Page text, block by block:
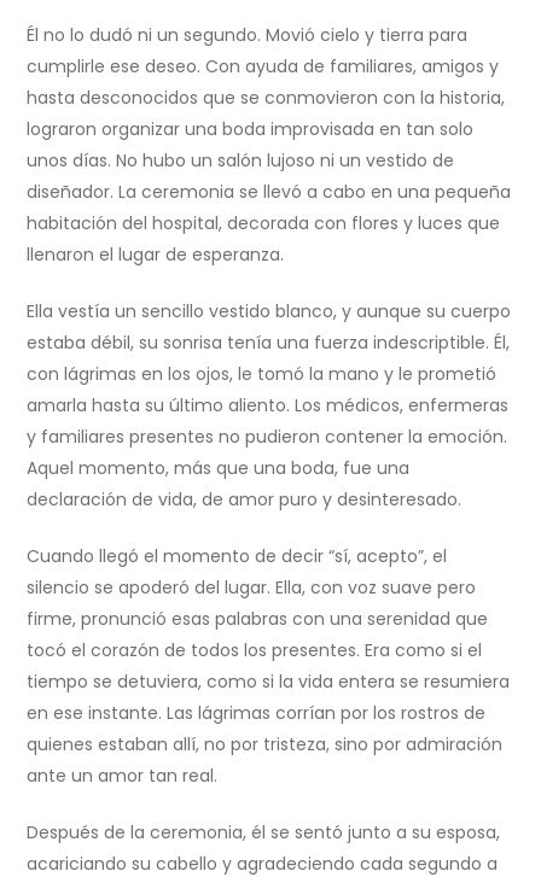
Él no lo dudó ni un segundo. Movió cielo y tierra para
cumplirle ese deseo. Con ayuda de familiares, amigos y
hasta desconocidos que se conmovieron con la historia,
lograron organizar una boda improvisada en tan solo
unos días. No hubo un salón lujoso ni un vestido de
diseñador. La ceremonia se llevó a cabo en una pequeña
habitación del hospital, decorada con flores y luces que
llenaron el lugar de esperanza.
Ella vestía un sencillo vestido blanco, y aunque su cuerpo
estaba débil, su sonrisa tenía una fuerza indescriptible. Él,
con lágrimas en los ojos, le tomó la mano y le prometió
amarla hasta su último aliento. Los médicos, enfermeras
y familiares presentes no pudieron contener la emoción.
Aquel momento, más que una boda, fue una
declaración de vida, de amor puro y desinteresado.
Cuando llegó el momento de decir “sí, acepto”, el
silencio se apoderó del lugar. Ella, con voz suave pero
firme, pronunció esas palabras con una serenidad que
tocó el corazón de todos los presentes. Era como si el
tiempo se detuviera, como si la vida entera se resumiera
en ese instante. Las lágrimas corrían por los rostros de
quienes estaban allí, no por tristeza, sino por admiración
ante un amor tan real.
Después de la ceremonia, él se sentó junto a su esposa,
acariciando su cabello y agradeciendo cada segundo a